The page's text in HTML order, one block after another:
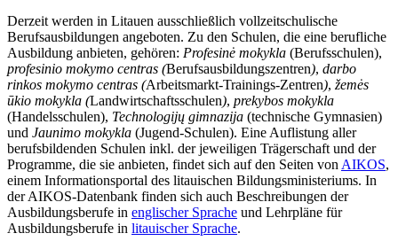
Derzeit werden in Litauen ausschließlich vollzeitschulische
Berufsausbildungen angeboten. Zu den Schulen, die eine berufliche
Ausbildung anbieten, gehören: Profesinė mokykla (Berufsschulen),
profesinio mokymo centras (Berufsausbildungszentren), darbo
rinkos mokymo centras (Arbeitsmarkt-Trainings-Zentren), žemės
ūkio mokykla (Landwirtschaftsschulen), prekybos mokykla
(Handelsschulen), Technologijų gimnazija (technische Gymnasien)
und Jaunimo mokykla (Jugend-Schulen). Eine Auflistung aller
berufsbildenden Schulen inkl. der jeweiligen Trägerschaft und der
Programme, die sie anbieten, findet sich auf den Seiten von AIKOS,
einem Informationsportal des litauischen Bildungsministeriums. In
der AIKOS-Datenbank finden sich auch Beschreibungen der
Ausbildungsberufe in englischer Sprache und Lehrpläne für
Ausbildungsberufe in litauischer Sprache.